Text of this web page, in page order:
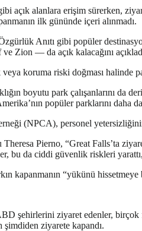
açık alanlara erişim sürerken,
ilk gününde içeri alınmadı.
Anıtı gibi popüler
Zion — da açık kalacağını
koruma riski doğması halinde
boyutu park çalışanlarını da
popüler parklarını daha
(NPCA), personel
Pierno, “Great Falls’ta
bu da ciddi güvenlik riskleri
kapanmanın “yükünü
şehirlerini ziyaret edenler, birçok
ziyarete kapandı.